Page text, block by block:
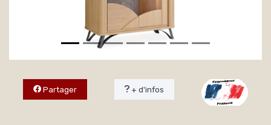
Partager + d'infos